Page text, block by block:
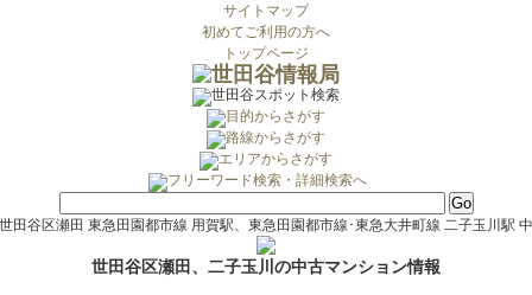
サイトマップ
初めてご利用の方へ
トップページ
田谷区瀬田 東急田園都市線 用賀駅、東急田園都市線･東急大井町線 二子玉川駅 中
世田谷区瀬田、二子玉川の中古マンション情報